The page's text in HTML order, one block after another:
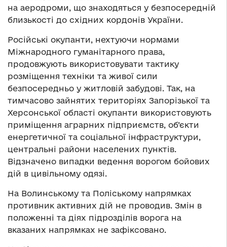
на аеродроми, що знаходяться у безпосередній
близькості до східних кордонів України.
Російські окупанти, нехтуючи нормами
Міжнародного гуманітарного права,
продовжують використовувати тактику
розміщення техніки та живої сили
безпосередньо у житловій забудові. Так, на
тимчасово зайнятих територіях Запорізької та
Херсонської області окупанти використовують
приміщення аграрних підприємств, об’єкти
енергетичної та соціальної інфраструктури,
центральні райони населених пунктів.
Відзначено випадки ведення ворогом бойових
дій в цивільному одязі.
На Волинському та Поліському напрямках
противник активних дій не проводив. Змін в
положенні та діях підрозділів ворога на
вказаних напрямках не зафіксовано.